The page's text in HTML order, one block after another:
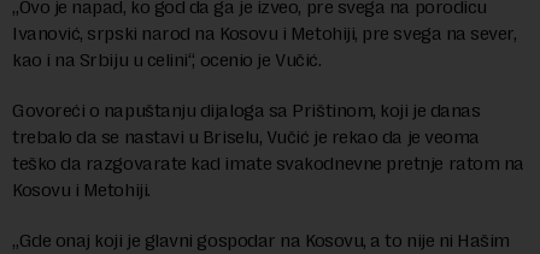
„Ovo je napad, ko god da ga je izveo, pre svega na porodicu
Ivanović, srpski narod na Kosovu i Metohiji, pre svega na sever,
kao i na Srbiju u celini“, ocenio je Vučić.
Govoreći o napuštanju dijaloga sa Prištinom, koji je danas
trebalo da se nastavi u Briselu, Vučić je rekao da je veoma
teško da razgovarate kad imate svakodnevne pretnje ratom na
Kosovu i Metohiji.
„Gde onaj koji je glavni gospodar na Kosovu, a to nije ni Hašim